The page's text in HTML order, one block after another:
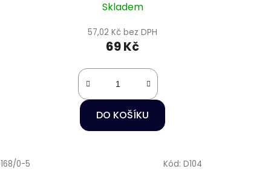
Skladem
57,02 Kč bez DPH
69 Kč
DO KOŠÍKU
0-5 Kód: D104